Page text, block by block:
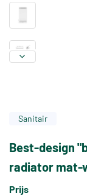
Sanitair
Best-design
radiator mat-
Prijs